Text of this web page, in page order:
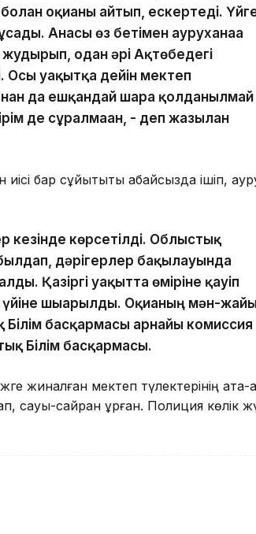
оқиғаны айтып, ескертеді.
Анасы өз бетімен ауруханаға
жудырып, одан әрі Ақтөбедегі
Осы уақытқа дейін мектеп
да ешқандай шара қолданылмай
де сұралмаған, - деп жазылған
бар сұйықтықты абайсызда ішіп,
кезінде көрсетілді. Облыстық
дәрігерлер бақылауында
Қазіргі уақытта өміріне қауіп
шығарылды. Оқиғаның мән-
басқармасы арнайы комиссия
Білім басқармасы.
жиналған мектеп түлектерінің
сайран құрған. Полиция көлік